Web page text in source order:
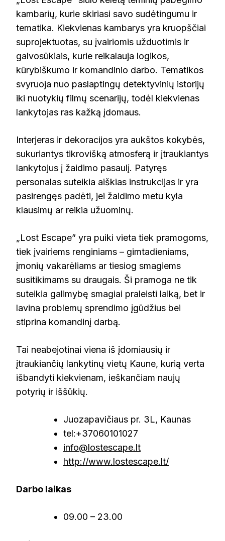
kambarių, kurie skiriasi savo sudėtingumu ir
tematika. Kiekvienas kambarys yra kruopščiai
suprojektuotas, su įvairiomis užduotimis ir
galvosūkiais, kurie reikalauja logikos,
kūrybiškumo ir komandinio darbo. Tematikos
svyruoja nuo paslaptingų detektyvinių istorijų
iki nuotykių filmų scenarijų, todėl kiekvienas
lankytojas ras kažką įdomaus.
Interjeras ir dekoracijos yra aukštos kokybės,
sukuriantys tikrovišką atmosferą ir įtraukiantys
lankytojus į žaidimo pasaulį. Patyręs
personalas suteikia aiškias instrukcijas ir yra
pasirengęs padėti, jei žaidimo metu kyla
klausimų ar reikia užuominų.
„Lost Escape” yra puiki vieta tiek pramogoms,
tiek įvairiems renginiams – gimtadieniams,
įmonių vakarėliams ar tiesiog smagiems
susitikimams su draugais. Ši pramoga ne tik
suteikia galimybę smagiai praleisti laiką, bet ir
lavina problemų sprendimo įgūdžius bei
stiprina komandinį darbą.
Tai neabejotinai viena iš įdomiausių ir
įtraukiančių lankytinų vietų Kaune, kurią verta
išbandyti kiekvienam, ieškančiam naujų
potyrių ir iššūkių.
Juozapavičiaus pr. 3L, Kaunas
tel:+37060101027
info@lostescape.lt
http://www.lostescape.lt/
Darbo laikas
09.00 – 23.00